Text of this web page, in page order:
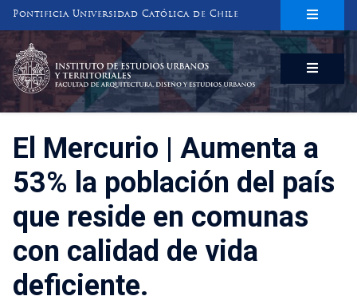
Pontificia Universidad Católica de Chile
INSTITUTO DE ESTUDIOS URBANOS
Y TERRITORIALES
FACULTAD DE ARQUITECTURA, DISEÑO Y ESTUDIOS URBANOS
El Mercurio | Aumenta a
53% la población del país
que reside en comunas
con calidad de vida
deficiente.